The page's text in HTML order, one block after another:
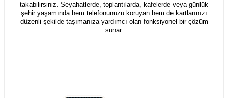
takabilirsiniz. Seyahatlerde, toplantılarda, kafelerde veya günlük
şehir yaşamında hem telefonunuzu koruyan hem de kartlarınızı
düzenli şekilde taşımanıza yardımcı olan fonksiyonel bir çözüm
sunar.